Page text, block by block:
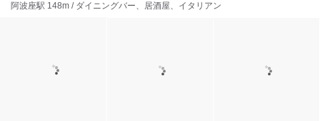
阿波座駅 148m / ダイニングバー、居酒屋、イタリアン